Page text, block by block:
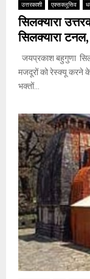
उत्तरकाशी एक्सक्लूसिव
सिलक्यारा
सिलक्यारा
जयप्रकाश बहुगुणा
मजदूरों को रेस्क्यू करने
भक्तों...